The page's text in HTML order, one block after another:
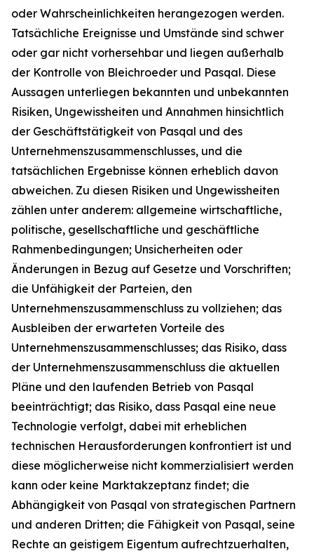
oder Wahrscheinlichkeiten herangezogen werden.
Tatsächliche Ereignisse und Umstände sind schwer
oder gar nicht vorhersehbar und liegen außerhalb
der Kontrolle von Bleichroeder und Pasqal. Diese
Aussagen unterliegen bekannten und unbekannten
Risiken, Ungewissheiten und Annahmen hinsichtlich
der Geschäftstätigkeit von Pasqal und des
Unternehmenszusammenschlusses, und die
tatsächlichen Ergebnisse können erheblich davon
abweichen. Zu diesen Risiken und Ungewissheiten
zählen unter anderem: allgemeine wirtschaftliche,
politische, gesellschaftliche und geschäftliche
Rahmenbedingungen; Unsicherheiten oder
Änderungen in Bezug auf Gesetze und Vorschriften;
die Unfähigkeit der Parteien, den
Unternehmenszusammenschluss zu vollziehen; das
Ausbleiben der erwarteten Vorteile des
Unternehmenszusammenschlusses; das Risiko, dass
der Unternehmenszusammenschluss die aktuellen
Pläne und den laufenden Betrieb von Pasqal
beeinträchtigt; das Risiko, dass Pasqal eine neue
Technologie verfolgt, dabei mit erheblichen
technischen Herausforderungen konfrontiert ist und
diese möglicherweise nicht kommerzialisiert werden
kann oder keine Marktakzeptanz findet; die
Abhängigkeit von Pasqal von strategischen Partnern
und anderen Dritten; die Fähigkeit von Pasqal, seine
Rechte an geistigem Eigentum aufrechtzuerhalten,